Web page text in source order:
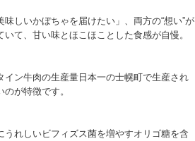
しいかぼちゃを届けたい」、両方の“想い”が
て、甘い味とほこほことした食感が自慢。
ン牛肉の生産量日本一の士幌町で生産され
が特徴です。
れしいビフィズス菌を増やすオリゴ糖を含